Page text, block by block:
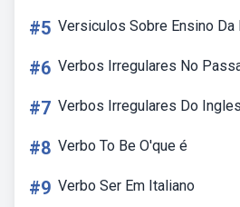
#5 Versiculos Sobre Ensino Da
#6 Verbos Irregulares No
#7 Verbos Irregulares Do Ingles
#8 Verbo To Be O'que é
#9 Verbo Ser Em Italiano